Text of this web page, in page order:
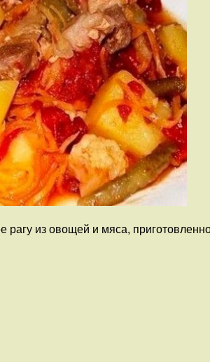
рагу из овощей и мяса,